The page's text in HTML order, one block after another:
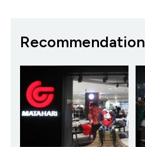
Recommendation